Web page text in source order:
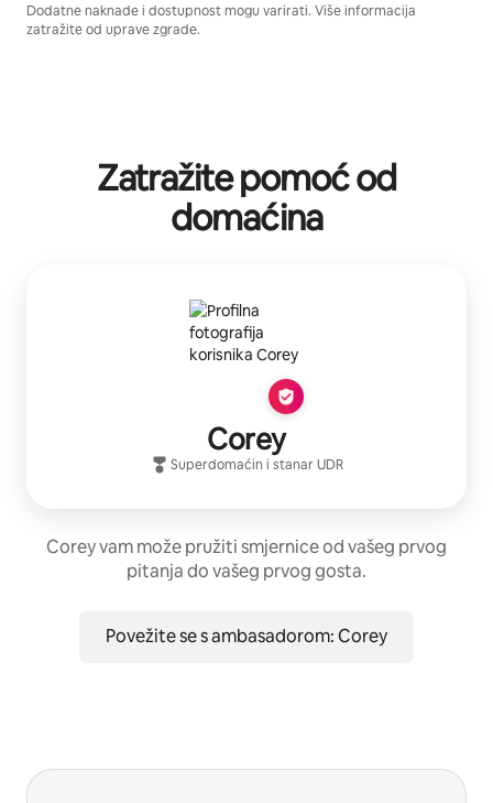
Dodatne naknade i dostupnost mogu varirati. Više informacija
zatražite od uprave zgrade.
Zatražite pomoć od
domaćina
Corey
Superdomaćin i stanarUDR
Corey vam može pružiti smjernice od vašeg prvog
pitanja do vašeg prvog gosta.
Povežite se s ambasadorom: Corey